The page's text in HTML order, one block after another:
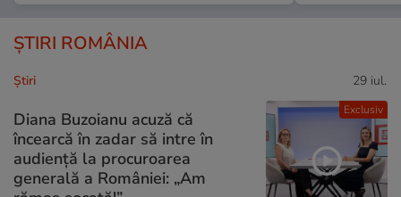
ȘTIRI ROMÂNIA
Exclusiv
Ştiri 29 iul.
Diana Buzoianu acuză că
încearcă în zadar să intre în
audiență la procuroarea
generală a României: „Am